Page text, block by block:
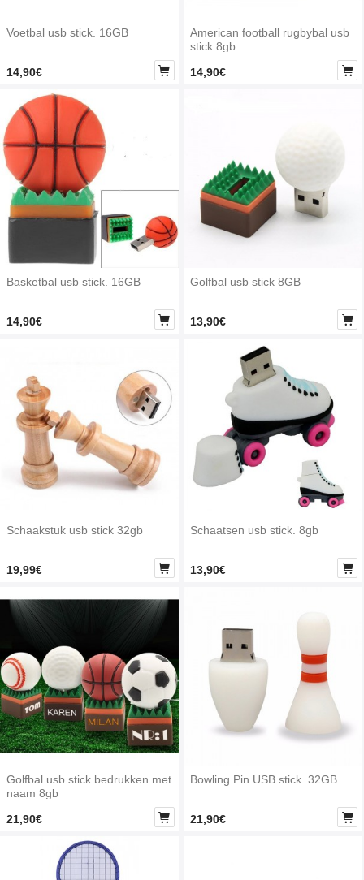
Voetbal usb stick. 16GB
14,90€ 
American football rugbybal usb
stick 8gb
14,90€

Basketbal usb stick. 16GB
14,90€ 
Golfbal usb stick 8GB
13,90€ 
Schaakstuk usb stick 32gb
19,99€ 
Schaatsen usb stick. 8gb
13,90€ 
Golfbal usb stick bedrukken met
naam 8gb
21,90€

Bowling Pin USB stick. 32GB
21,90€ 